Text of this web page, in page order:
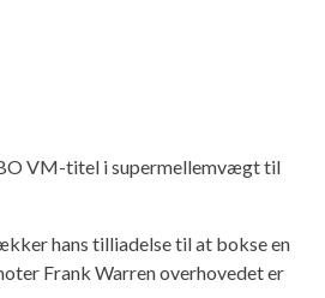
VM-titel i supermellemvægt til
hans tilliadelse til at bokse en
Frank Warren overhovedet er